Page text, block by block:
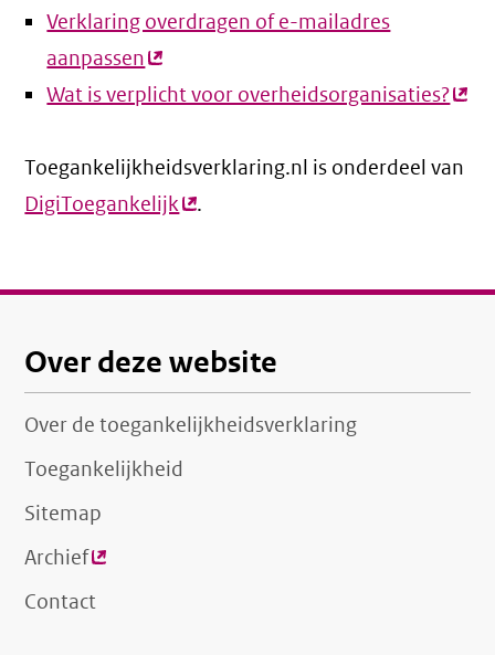
Verklaring overdragen of e-mailadres
aanpassen(externe
link)
Wat is verplicht voor overheidsorganisaties?
Toegankelijkheidsverklaring.nl is onderdeel van
DigiToegankelijk(externe
.
Over deze website
Over de toegankelijkheidsverklaring
Toegankelijkheid
Sitemap
Archief(externe
link)
Contact